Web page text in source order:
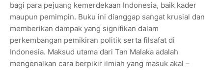
bagi para pejuang kemerdekaan Indonesia, baik kader
maupun pemimpin. Buku ini dianggap sangat krusial dan
memberikan dampak yang signifikan dalam
perkembangan pemikiran politik serta filsafat di
Indonesia. Maksud utama dari Tan Malaka adalah
mengenalkan cara berpikir ilmiah yang masuk akal –